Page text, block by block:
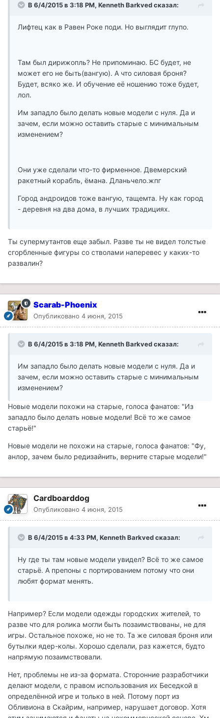
В 6/4/2015 в 3:18 PM, Kenneth Barkved сказал:
Лифтец как в Равен Роке поди. Но выглядит глупо.
Там был дирижопль? Не припоминаю. БС будет, не
может его не быть(вангую). А что силовая броня?
Будет, всяко же. И обучение её ношению тоже будет,
лол.
Им западло было делать новые модели с нуля. Да и
зачем, если можно оставить старые с минимальным
изменением?
Они уже сделали что-то фирменное. Двемерский
ракетный корабль, ёмана. Дланьчело.жпг
Город андроидов тоже вангую, тащемта. Ну как город
- деревня на два дома, в лучших традициях.
Ты супермутантов еще забыл. Разве ты не видел толстые
сгорбленные фигуры со стволами наперевес у каких-то
развалин?
Scarab-Phoenix
Опубликовано 4 июня, 2015
В 6/4/2015 в 3:18 PM, Kenneth Barkved сказал:
Им западло было делать новые модели с нуля. Да и
зачем, если можно оставить старые с минимальным
изменением?
Новые модели похожи на старые, голоса фанатов: "Из
западло было делать новые модели! Всё то же самое
старьё!"
Новые модели не похожи на старые, голоса фанатов: "Фу,
анлор, зачем было редизайнить, верните старые модели!"
Cardboarddog
Опубликовано 4 июня, 2015
В 6/4/2015 в 4:33 PM, Kenneth Barkved сказал:
Ну где ты там новые модели увидел? Всё то же самое
старьё. А препоны с портированием потому что они
любят формат менять.
Например? Если модели одежды городских жителей, то
разве что для ролика могли быть позаимствованы, не для
игры. Остальное похоже, но не то. Та же силовая броня или
бутылки ядер-колы. Хорошо сделали, раз кажется, будто
напрямую позаимствовали.
Нет, проблемы не из-за формата. Сторонние разработчики
делают модели, с правом использования их Беседкой в
определённой игре и только в ней. Потому порт из
Обливиона в Скайрим, например, нарушает договор. Хотя